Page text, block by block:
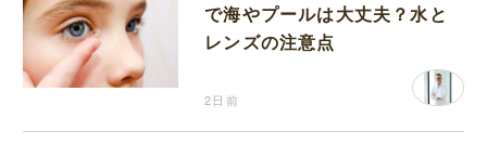
で海やプールは大丈夫？水と
レンズの注意点
2日前